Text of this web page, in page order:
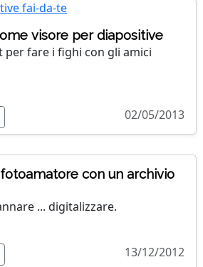
visore per diapositive
per fare i fighi con gli amici
02/05/2013
con un archivio
... digitalizzare.
13/12/2012